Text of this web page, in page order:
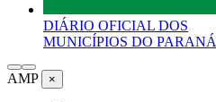
DIÁRIO OFICIAL DOS
MUNICÍPIOS DO PARANÁ
AMP ×